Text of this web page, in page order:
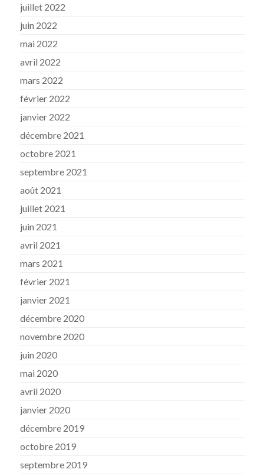
juillet 2022
juin 2022
mai 2022
avril 2022
mars 2022
février 2022
janvier 2022
décembre 2021
octobre 2021
septembre 2021
août 2021
juillet 2021
juin 2021
avril 2021
mars 2021
février 2021
janvier 2021
décembre 2020
novembre 2020
juin 2020
mai 2020
avril 2020
janvier 2020
décembre 2019
octobre 2019
septembre 2019